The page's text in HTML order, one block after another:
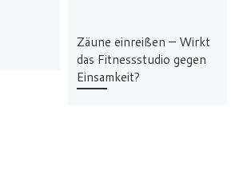
Zäune einreißen – Wirkt
das Fitnessstudio gegen
Einsamkeit?